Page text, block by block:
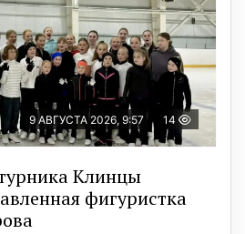
9 АВГУСТА 2026, 9:57 14
Клинцы
фигуристка